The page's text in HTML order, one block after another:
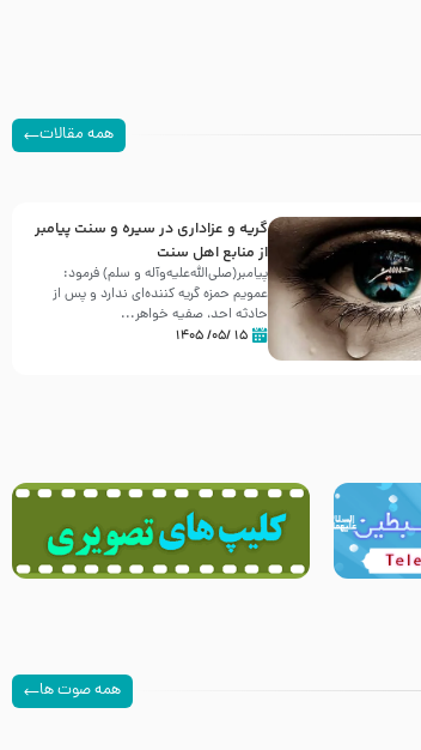
همه مقالات
گریه و عزاداری در سیره و سنت پیامبر
از منابع اهل سنت
پیامبر(صلی‌الله‌علیه‌وآله و سلم) فرمود:
عمویم حمزه گریه کننده‌ای ندارد و پس از
حادثه احد، صفیه خواهر...
۱۵ /۰۵/ ۱۴۰۵
همه صوت ها